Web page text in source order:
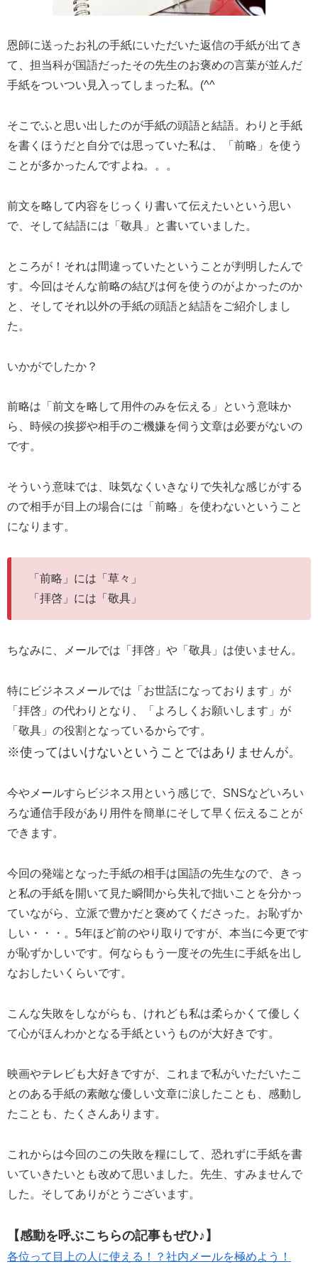
恩師に送ったお礼の手紙にいただいた返信の手紙が出てき
て、担当科が国語だったその先生のお褒めの言葉が並んだ
手紙をついつい見入ってしまった私。(^^ゞ
そこでふと思い出したのが手紙の頭語と結語。わりと手紙
を書くほうだと自分では思っていた私は、「前略」を使う
ことが多かったんですよね。。。
前文を略して内容をじっくり書いて伝えたいという思い
で、そして結語には「敬具」と書いていました。
ところが！それは間違っていたということが判明したんで
す。今回はそんな前略の結びは何を使うのがよかったのか
と、そしてそれ以外の手紙の頭語と結語をご紹介しまし
た。
いかがでしたか？
前略は「前文を略して用件のみを伝える」という意味か
ら、時候の挨拶や相手のご機嫌を伺う文章は必要がないの
です。
そういう意味では、味気なくいきなりで失礼な感じがする
ので相手が目上の場合には「前略」を使わないということ
になります。
「前略」には「草々」
「拝啓」には「敬具」
ちなみに、メールでは「拝啓」や「敬具」は使いません。
特にビジネスメールでは「お世話になっております」が
「拝啓」の代わりとなり、「よろしくお願いします」が
「敬具」の役割となっているからです。
※使ってはいけないということではありませんが。
今やメールすらビジネス用という感じで、SNSなどいろい
ろな通信手段があり用件を簡単にそして早く伝えることが
できます。
今回の発端となった手紙の相手は国語の先生なので、きっ
と私の手紙を開いて見た瞬間から失礼で拙いことを分かっ
ていながら、立派で豊かだと褒めてくださった。お恥ずか
しい・・・。5年ほど前のやり取りですが、本当に今更です
が恥ずかしいです。何ならもう一度その先生に手紙を出し
なおしたいくらいです。
こんな失敗をしながらも、けれども私は柔らかくて優しく
て心がほんわかとなる手紙というものが大好きです。
映画やテレビも大好きですが、これまで私がいただいたこ
とのある手紙の素敵な優しい文章に涙したことも、感動し
たことも、たくさんあります。
これからは今回のこの失敗を糧にして、恐れずに手紙を書
いていきたいとも改めて思いました。先生、すみませんで
した。そしてありがとうございます。
【感動を呼ぶこちらの記事もぜひ♪】
各位って目上の人に使える！？社内メールを極めよう！